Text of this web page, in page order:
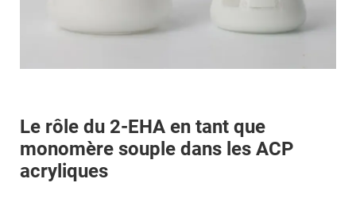
Le rôle du 2-EHA en tant que
monomère souple dans les ACP
acryliques